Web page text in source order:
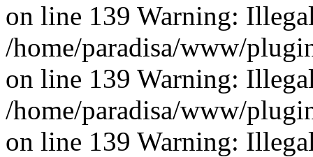
on line 139 Warning:
/home/paradisa/www/
on line 139 Warning:
/home/paradisa/www/
on line 139 Warning: